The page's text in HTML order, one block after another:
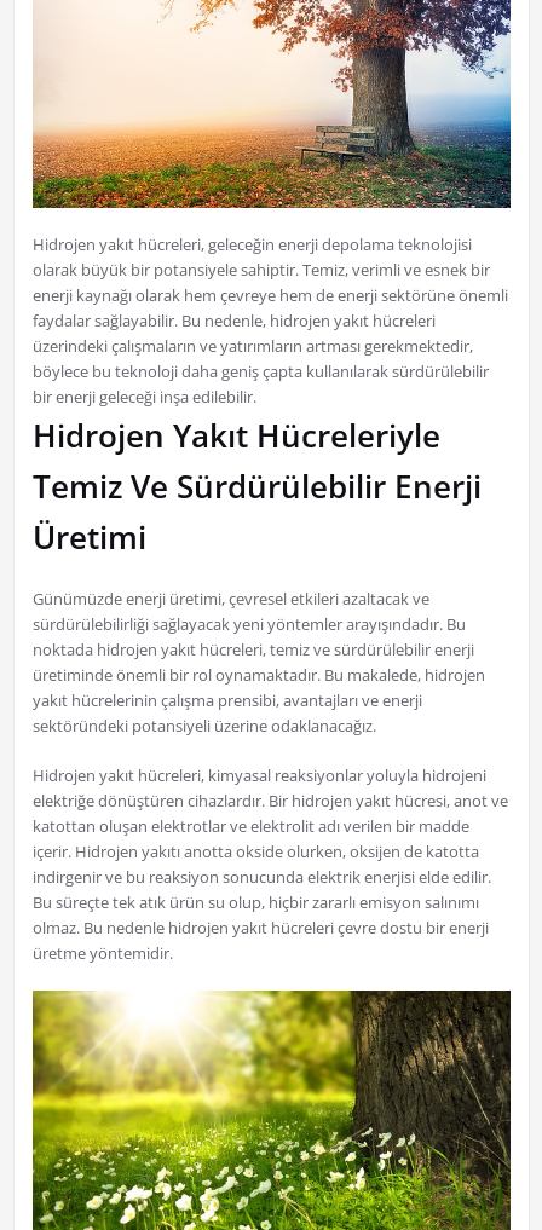
Hidrojen yakıt hücreleri, geleceğin enerji depolama teknolojisi
olarak büyük bir potansiyele sahiptir. Temiz, verimli ve esnek bir
enerji kaynağı olarak hem çevreye hem de enerji sektörüne önemli
faydalar sağlayabilir. Bu nedenle, hidrojen yakıt hücreleri
üzerindeki çalışmaların ve yatırımların artması gerekmektedir,
böylece bu teknoloji daha geniş çapta kullanılarak sürdürülebilir
bir enerji geleceği inşa edilebilir.
Hidrojen Yakıt Hücreleriyle
Temiz Ve Sürdürülebilir Enerji
Üretimi
Günümüzde enerji üretimi, çevresel etkileri azaltacak ve
sürdürülebilirliği sağlayacak yeni yöntemler arayışındadır. Bu
noktada hidrojen yakıt hücreleri, temiz ve sürdürülebilir enerji
üretiminde önemli bir rol oynamaktadır. Bu makalede, hidrojen
yakıt hücrelerinin çalışma prensibi, avantajları ve enerji
sektöründeki potansiyeli üzerine odaklanacağız.
Hidrojen yakıt hücreleri, kimyasal reaksiyonlar yoluyla hidrojeni
elektriğe dönüştüren cihazlardır. Bir hidrojen yakıt hücresi, anot ve
katottan oluşan elektrotlar ve elektrolit adı verilen bir madde
içerir. Hidrojen yakıtı anotta okside olurken, oksijen de katotta
indirgenir ve bu reaksiyon sonucunda elektrik enerjisi elde edilir.
Bu süreçte tek atık ürün su olup, hiçbir zararlı emisyon salınımı
olmaz. Bu nedenle hidrojen yakıt hücreleri çevre dostu bir enerji
üretme yöntemidir.